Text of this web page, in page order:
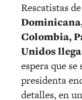
Rescatistas de
Colombia,
Unidos
espera que
presidenta
detalles, en